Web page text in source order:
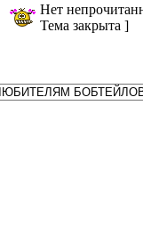
Нет
Тема закрыта ]